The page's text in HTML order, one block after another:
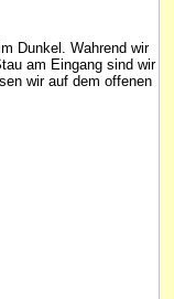
Dunkel. Wahrend wir
am Eingang sind wir
wir auf dem offenen